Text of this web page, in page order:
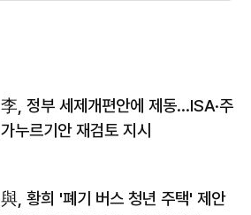
李, 정부 세제개편안에 제동…ISA·주
가누르기안 재검토 지시
與, 황희 '폐기 버스 청년 주택' 제안